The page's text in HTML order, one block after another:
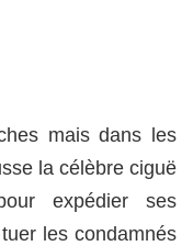
mais dans les
la célèbre ciguë
expédier ses
les condamnés